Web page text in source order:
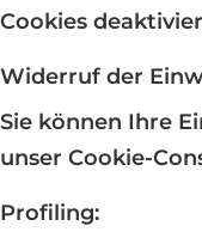
Cookies
Widerruf der
Sie können Ihre
unser Cookie-
Profiling: